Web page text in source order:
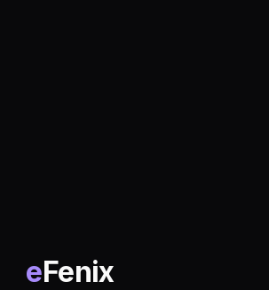
eFenix